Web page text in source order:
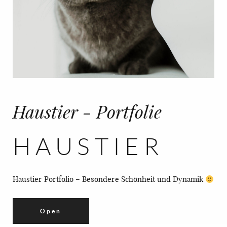
Haustier - Portfolie
HAUSTIER
Haustier Portfolio – Besondere Schönheit und Dynamik
Open